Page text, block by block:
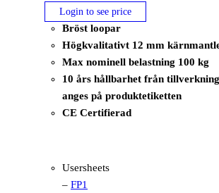
Login to see price
Bröst loopar
Högkvalitativt 12 mm
Max nominell belastning 100 kg
10 års hållbarhet från
anges på produktetiketten
CE Certifierad
Usersheets
– FP1